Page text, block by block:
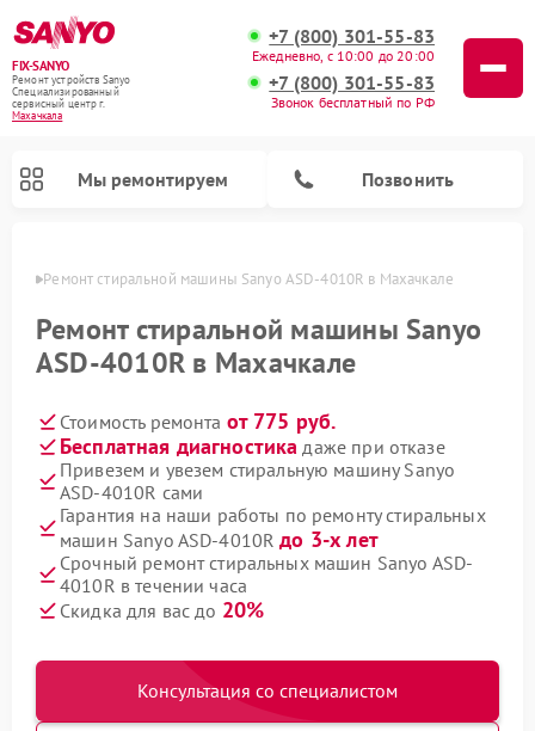
FIX-SANYO
Ремонт устройств Sanyo
Специализированный
cервисный центр г.
Махачкала
+7 (800) 301-55-83
Ежедневно, с 10:00 до 20:00
+7 (800) 301-55-83
Звонок бесплатный по РФ
Мы ремонтируем Позвонить
Ремонт стиральной машины Sanyo ASD-4010R в Махачкале
Ремонт стиральной машины Sanyo
ASD-4010R в Махачкале
Стоимость ремонта от 775 руб.
Бесплатная диагностика даже при отказе
Привезем и увезем стиральную машину Sanyo
ASD-4010R сами
Гарантия на наши работы по ремонту стиральных
машин Sanyo ASD-4010Rдо 3-х лет
Срочный ремонт стиральных машин Sanyo ASD-
4010R в течении часа
Скидка для вас до 20%
Консультация со специалистом